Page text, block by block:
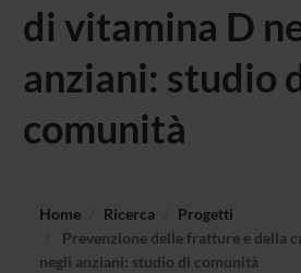
di vitamina D
anziani: studio
comunità
Home Ricerca
Progetti
Prevenzione delle fratture e della
negli anziani: studio di comunità